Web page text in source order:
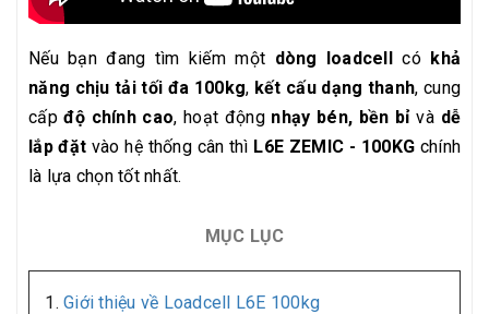
Nếu bạn đang tìm kiếm một dòng loadcellcó khả
năng chịu tải tối đa 100kg, kết cấu dạng thanh, cung
cấpđộ chính cao, hoạt độngnhạy bén, bền bỉvàdễ
lắp đặt vào hệ thống cân thì L6E ZEMIC - 100KG chính
là lựa chọn tốt nhất.
MỤC LỤC
Giới thiệu về Loadcell L6E 100kg